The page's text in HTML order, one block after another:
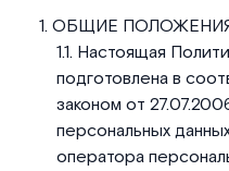
ОБЩИЕ
Настоящая
подготовлена в
законом от
персональных
оператора